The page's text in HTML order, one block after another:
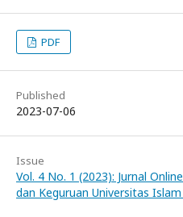
PDF
Published
2023-07-06
Issue
Vol. 4 No. 1 (2023): Jurnal
dan Keguruan Universitas